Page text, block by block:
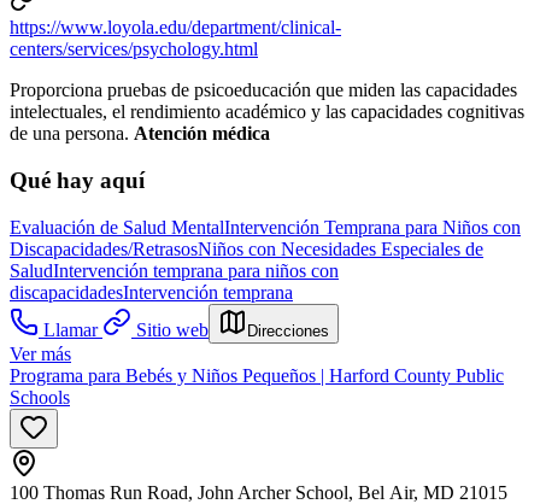
https://www.loyola.edu/department/clinical-
centers/services/psychology.html
Proporciona pruebas de psicoeducación que miden las capacidades
intelectuales, el rendimiento académico y las capacidades cognitivas
de una persona. Atención médica
Qué hay aquí
Evaluación de Salud MentalIntervención Temprana para Niños con
Discapacidades/RetrasosNiños con Necesidades Especiales de
SaludIntervención temprana para niños con
discapacidadesIntervención temprana
Llamar
Sitio web Direcciones
Ver más
Programa para Bebés y Niños Pequeños | Harford County Public
Schools
100 Thomas Run Road, John Archer School, Bel Air, MD 21015